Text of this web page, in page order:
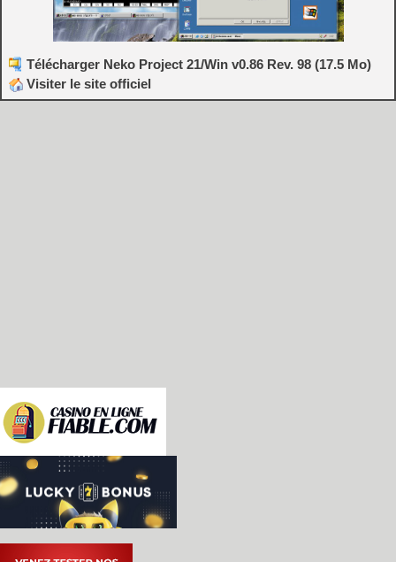
Télécharger Neko Project 21/Win v0.86 Rev. 98 (17.5 Mo)
Visiter le site officiel